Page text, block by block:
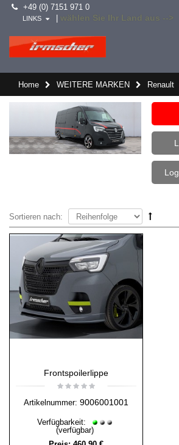
+49 (0) 7151 971 0
wählen Sie Ihr Land aus -->
LINKS
Home WEITERE MARKEN Renault
Sortieren nach:
Frontspoilerlippe
Artikelnummer: 9006001001
Verfügbarkeit:
(verfügbar)